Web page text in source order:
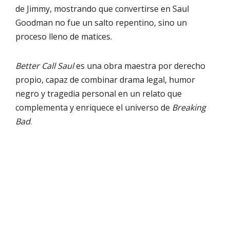
de Jimmy, mostrando que convertirse en Saul
Goodman no fue un salto repentino, sino un
proceso lleno de matices.
Better Call Saules una obra maestra por derecho
propio, capaz de combinar drama legal, humor
negro y tragedia personal en un relato que
complementa y enriquece el universo de Breaking
Bad.